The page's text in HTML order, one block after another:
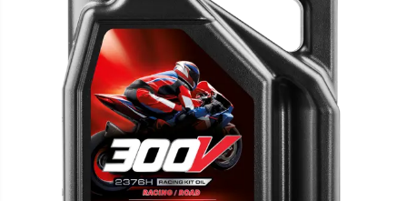
Lichide Suspensie Motociclete
Lichide Întreținere
Lichide Întreținere Autoturisme
Lichide Întreținere Camioane
Lichide Întreținere Motociclete
Lichide Întreținere Utilaje